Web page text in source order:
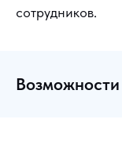
сотрудников.